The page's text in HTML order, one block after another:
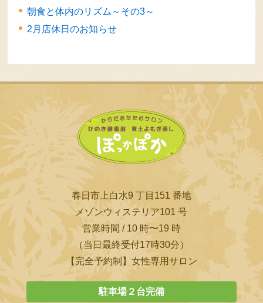
朝食と体内のリズム～その3～
2月店休日のお知らせ
春日市上白水9 丁目151 番地
メゾンウィステリア101 号
営業時間 / 10 時〜19 時
（当日最終受付17時30分）
【完全予約制】女性専用サロン
駐車場２台完備